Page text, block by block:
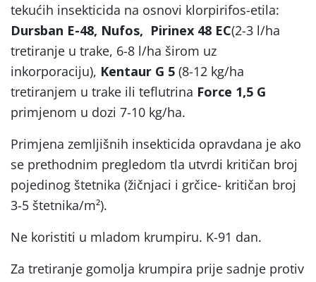
tekućih insekticida na osnovi klorpirifos-etila:
Dursban E-48, Nufos, Pirinex 48 EC(2-3 l/ha
tretiranje u trake, 6-8 l/ha širom uz
inkorporaciju), Kentaur G 5 (8-12 kg/ha
tretiranjem u trake ili teflutrina Force 1,5 G
primjenom u dozi 7-10 kg/ha.
Primjena zemljišnih insekticida opravdana je ako
se prethodnim pregledom tla utvrdi kritičan broj
pojedinog štetnika (žičnjaci i grčice- kritičan broj
3-5 štetnika/m²).
Ne koristiti u mladom krumpiru. K-91 dan.
Za tretiranje gomolja krumpira prije sadnje protiv